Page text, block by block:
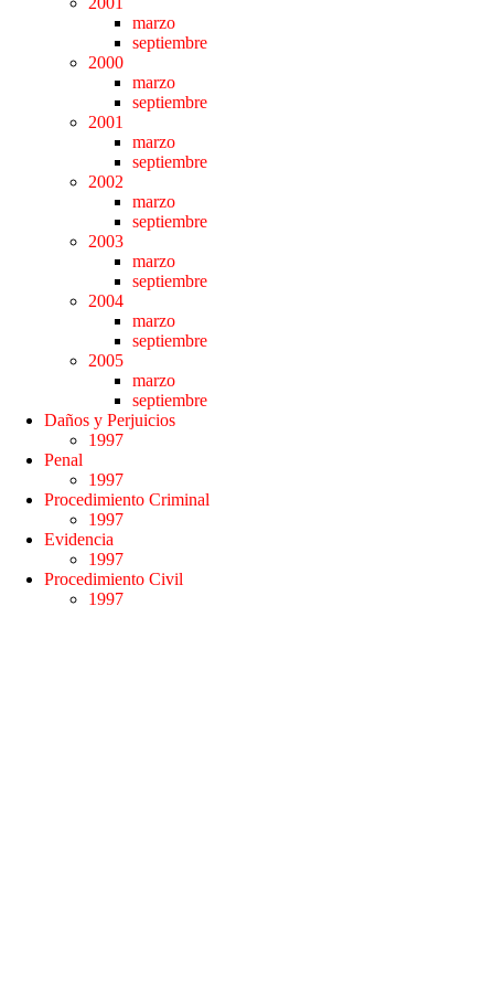
marzo
septiembre
2000
marzo
septiembre
2001
marzo
septiembre
2002
marzo
septiembre
2003
marzo
septiembre
2004
marzo
septiembre
2005
marzo
septiembre
Daños y Perjuicios
1997
Penal
1997
Procedimiento Criminal
1997
Evidencia
1997
Procedimiento Civil
1997